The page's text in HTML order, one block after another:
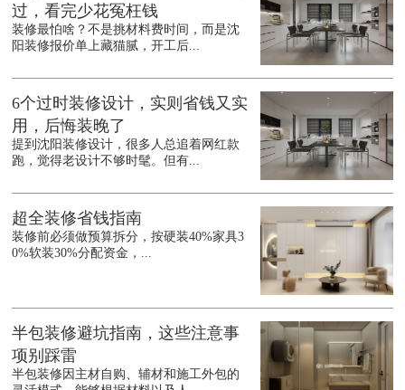
过，看完少花冤枉钱
装修最怕啥？不是挑材料费时间，而是沈
阳装修报价单上藏猫腻，开工后...
6个过时装修设计，实则省钱又实
用，后悔装晚了
提到沈阳装修设计，很多人总追着网红款
跑，觉得老设计不够时髦。但有...
超全装修省钱指南
装修前必须做预算拆分，按硬装40%家具3
0%软装30%分配资金，...
半包装修避坑指南，这些注意事
项别踩雷
半包装修因主材自购、辅材和施工外包的